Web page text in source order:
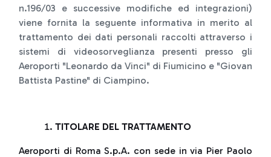
n.196/03 e successive modifiche ed integrazioni)
viene fornita la seguente informativa in merito al
trattamento dei dati personali raccolti attraverso i
sistemi di videosorveglianza presenti presso gli
Aeroporti "Leonardo da Vinci" di Fiumicino e "Giovan
Battista Pastine" di Ciampino.
TITOLARE DEL TRATTAMENTO
Aeroporti di Roma S.p.A. con sede in via Pier Paolo